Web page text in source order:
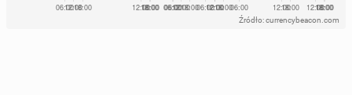
Źródło: currencybeacon.com